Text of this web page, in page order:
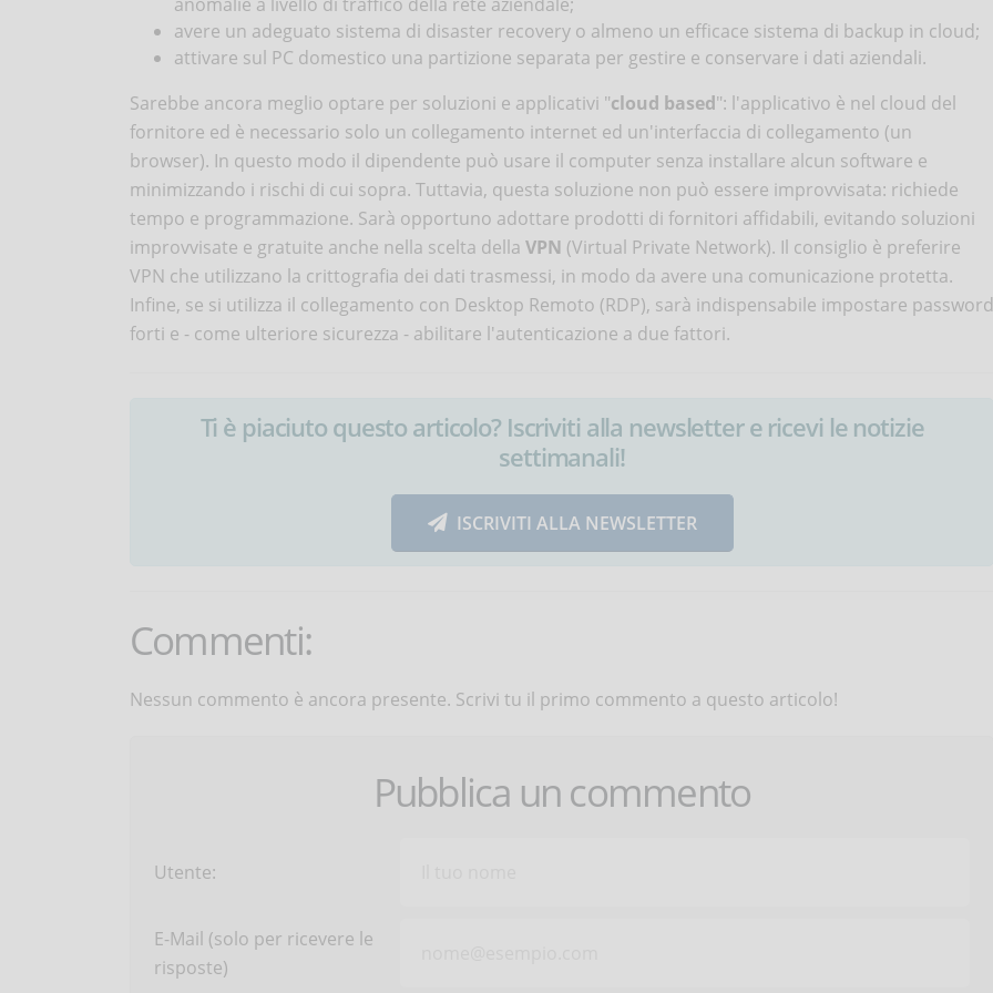
avere un adeguato sistema di disaster recovery o almeno un efficace sistema di backup in cloud;
attivare sul PC domestico una partizione separata per gestire e conservare i dati aziendali.
Sarebbe ancora meglio optare per soluzioni e applicativi "cloud based": l'applicativo è nel cloud del
fornitore ed è necessario solo un collegamento internet ed un'interfaccia di collegamento (un
browser). In questo modo il dipendente può usare il computer senza installare alcun software e
minimizzando i rischi di cui sopra. Tuttavia, questa soluzione non può essere improvvisata: richiede
tempo e programmazione. Sarà opportuno adottare prodotti di fornitori affidabili, evitando soluzioni
improvvisate e gratuite anche nella scelta della VPN (Virtual Private Network). Il consiglio è preferire
VPN che utilizzano la crittografia dei dati trasmessi, in modo da avere una comunicazione protetta.
Infine, se si utilizza il collegamento con Desktop Remoto (RDP), sarà indispensabile impostare password
forti e - come ulteriore sicurezza - abilitare l'autenticazione a due fattori.
Ti è piaciuto questo articolo? Iscriviti alla newsletter e ricevi le notizie
settimanali!
ISCRIVITI ALLA NEWSLETTER
Commenti:
Nessun commento è ancora presente. Scrivi tu il primo commento a questo articolo!
Pubblica un commento
Utente:
E-Mail (solo per ricevere le
risposte)